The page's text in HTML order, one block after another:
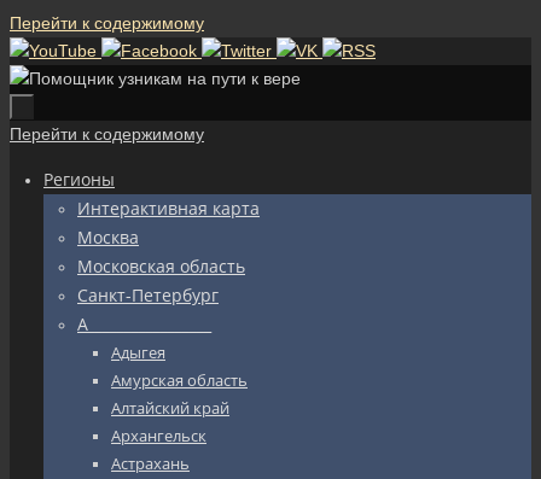
Перейти к содержимому
Перейти к содержимому
Регионы
Интерактивная карта
Москва
Московская область
Санкт-Петербург
А_________________
Адыгея
Амурская область
Алтайский край
Архангельск
Астрахань